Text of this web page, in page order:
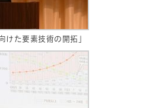
けた要素技術の開拓」